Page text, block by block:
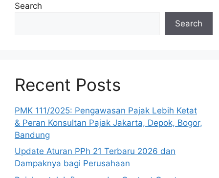
Search
Search
Recent Posts
PMK 111/2025: Pengawasan Pajak Lebih Ketat
& Peran Konsultan Pajak Jakarta, Depok, Bogor,
Bandung
Update Aturan PPh 21 Terbaru 2026 dan
Dampaknya bagi Perusahaan